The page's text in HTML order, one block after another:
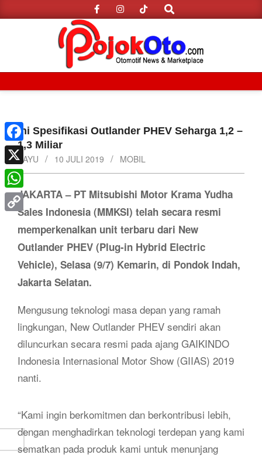
to
Search
MenuIni Spesifikasi Outlander PHEV Seharga 1,2 –
1,3 Miliar
BAYU
10 JULI 2019 MOBIL
JAKARTA – PT Mitsubishi Motor Krama Yudha
Sales Indonesia (MMKSI) telah secara resmi
memperkenalkan unit terbaru dari New
Outlander PHEV (Plug-in Hybrid Electric
Vehicle), Selasa (9/7) Kemarin, di Pondok Indah,
Jakarta Selatan.
Mengusung teknologi masa depan yang ramah
lingkungan, New Outlander PHEV sendiri akan
diluncurkan secara resmi pada ajang GAIKINDO
Indonesia Internasional Motor Show (GIIAS) 2019
nanti.
“Kami ingin berkomitmen dan berkontribusi lebih,
dengan menghadirkan teknologi terdepan yang kami
sematkan pada produk kami untuk menunjang
Facebook
X
WhatsApp